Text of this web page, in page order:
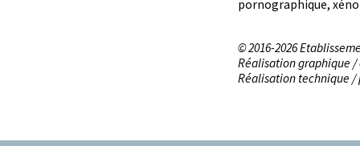
pornographique,
© 2016-2026
Réalisation graphique
Réalisation technique